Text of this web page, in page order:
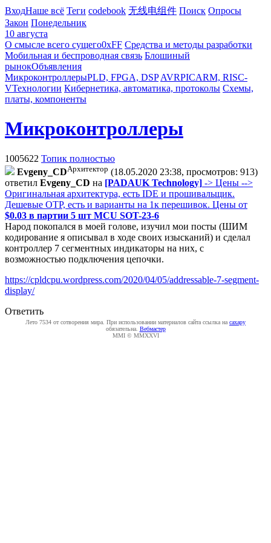
ВходНаше всё Теги codebook 无线电组件 Поиск Опросы
Закон Понедельник
10 августа
О смысле всего сущего0xFF Средства и методы разработки
Мобильная и беспроводная связь Блошиный
рынокОбъявления
МикроконтроллерыPLD, FPGA, DSP AVRPICARM, RISC-
VТехнологии Кибернетика, автоматика, протоколы Схемы,
платы, компоненты
Микроконтроллеры
1005622 Топик полностью
Evgeny_CDАрхитектор (18.05.2020 23:38, просмотров: 913)
ответил Evgeny_CD на [PADAUK Technology] -> Цены -->
Оригинальная архитектура, есть IDE и прошивальщик.
Дешевые OTP, есть и варианты на 1к перешивок. Цены от
$0.03 в партии 5 шт MCU SOT-23-6
Народ покопался в моей голове, изучил мои посты (ШИМ
кодирование я описывал в ходе своих изысканий) и сделал
контроллер 7 сегментных индикаторы на них, с
возможностью подключения цепочки.
https://cpldcpu.wordpress.com/2020/04/05/addressable-7-segment-
display/
Ответить
Лето 7534 от сотворения мира. При использовании материалов сайта ссылка на caxapу
обязательна. Вебмастер
MMI © MMXXVI